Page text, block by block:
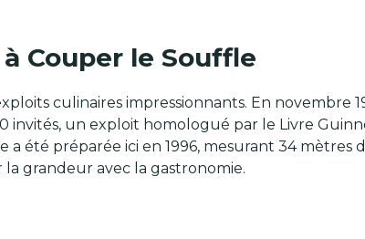
Couper le Souffle
culinaires impressionnants. En novembre
invités, un exploit homologué par le Livre
été préparée ici en 1996, mesurant 34 mètres
grandeur avec la gastronomie.